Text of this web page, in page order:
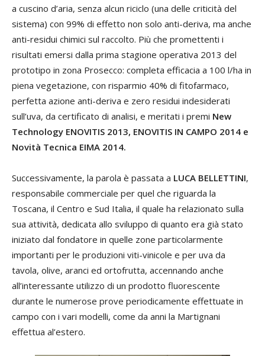
a cuscino d’aria, senza alcun riciclo (una delle criticità del
sistema) con 99% di effetto non solo anti-deriva, ma anche
anti-residui chimici sul raccolto. Più che promettenti i
risultati emersi dalla prima stagione operativa 2013 del
prototipo in zona Prosecco: completa efficacia a 100 l/ha in
piena vegetazione, con risparmio 40% di fitofarmaco,
perfetta azione anti-deriva e zero residui indesiderati
sull’uva, da certificato di analisi, e meritati i premi New
Technology ENOVITIS 2013, ENOVITIS IN CAMPO 2014 e
Novità Tecnica EIMA 2014.
Successivamente, la parola è passata a LUCA BELLETTINI,
responsabile commerciale per quel che riguarda la
Toscana, il Centro e Sud Italia, il quale ha relazionato sulla
sua attività, dedicata allo sviluppo di quanto era già stato
iniziato dal fondatore in quelle zone particolarmente
importanti per le produzioni viti-vinicole e per uva da
tavola, olive, aranci ed ortofrutta, accennando anche
all’interessante utilizzo di un prodotto fluorescente
durante le numerose prove periodicamente effettuate in
campo con i vari modelli, come da anni la Martignani
effettua al’estero.